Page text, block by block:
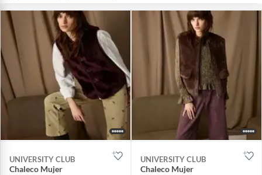
UNIVERSITY CLUB
Chaleco Mujer
UNIVERSITY CLUB
Chaleco Mujer